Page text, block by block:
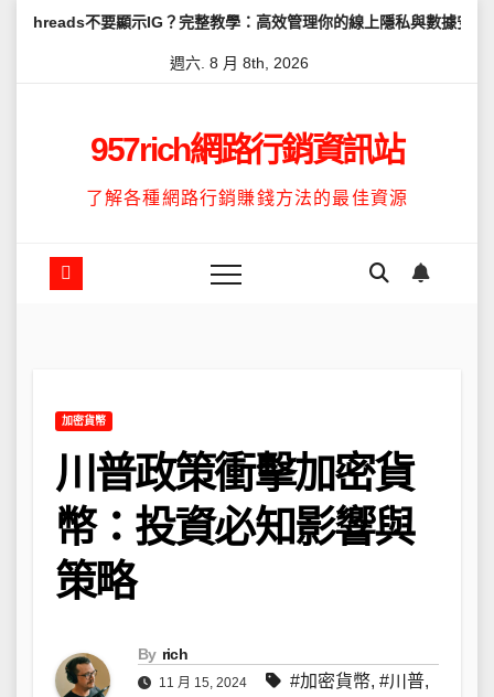
IG？完整教學：高效管理你的線上隱私與數據安全 怎麼讓
週六. 8 月 8th, 2026
957rich網路行銷資訊站
了解各種網路行銷賺錢方法的最佳資源
加密貨幣
川普政策衝擊加密貨
幣：投資必知影響與
策略
By rich
11 月 15, 2024 #加密貨幣, #川普,